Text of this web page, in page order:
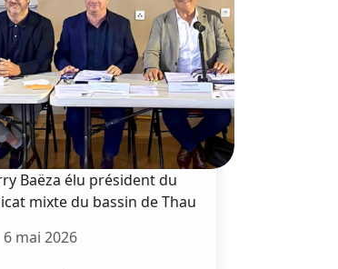
Baëza élu président du
mixte du bassin de Thau
6 mai 2026